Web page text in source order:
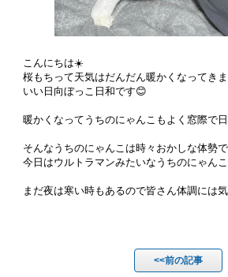
こんにちは☀️
桜もちって天気はだんだん暖かくなってき
いい日向ぼっこ日和です😊
暖かくなってうちのにゃんこもよく窓際で
そんなうちのにゃんこは時々おかしな体勢で
今日はウルトラマンみたいなうちのにゃん
まだ夜は寒い時もあるので皆さん体調には
<<前の記事